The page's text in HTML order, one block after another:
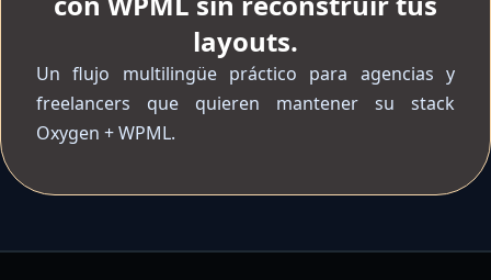
layouts.
Un flujo multilingüe práctico para agencias y
freelancers que quieren mantener su stack
Oxygen + WPML.